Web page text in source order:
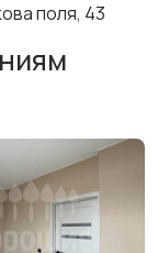
поля, 43